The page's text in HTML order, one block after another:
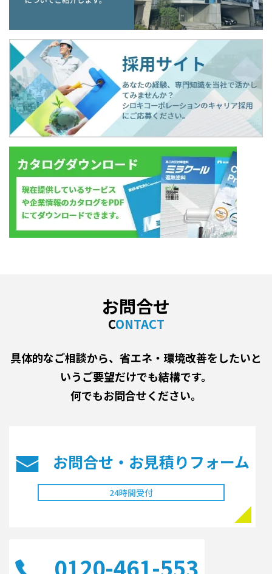
お問合せ
CONTACT
具体的なご相談から、省エネ・環境改善をしたいと
いうご要望だけでも結構です。
何でもお問合せください。
お問合せ・お見積りフォーム
24時間受付
0120-461-553